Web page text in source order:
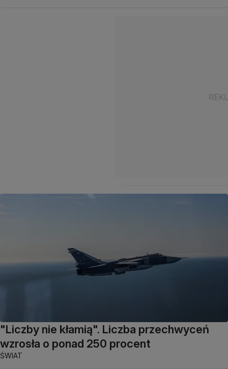
"Liczby nie kłamią". Liczba przechwyceń
wzrosła o ponad 250 procent
ŚWIAT